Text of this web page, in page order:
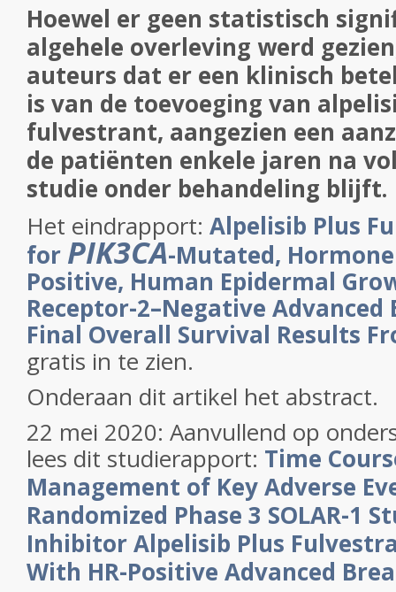
Hoewel er geen statistisch
algehele overleving werd
auteurs dat er een klinisch
is van de toevoeging van
fulvestrant, aangezien een
de patiënten enkele jaren na
studie onder behandeling blijft.
Het eindrapport: Alpelisib Plus
for PIK3CA-Mutated,
Positive, Human Epidermal
Receptor-2–Negative Advanced
Final Overall Survival Results
gratis in te zien.
Onderaan dit artikel het abstract.
22 mei 2020: Aanvullend op
lees dit studierapport: Time
Management of Key Adverse
Randomized Phase 3 SOLAR-1
Inhibitor Alpelisib Plus
With HR-Positive Advanced